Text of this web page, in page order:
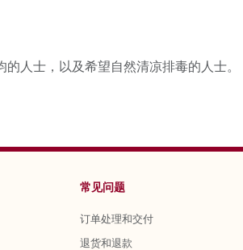
人士，以及希望自然清凉排毒的人士。
常见问题
订单处理和交付
退货和退款